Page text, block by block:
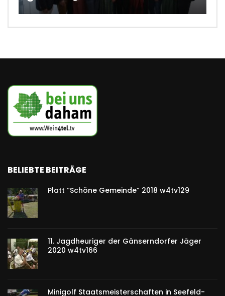
BELIEBTE BEITRÄGE
Platt “Schöne Gemeinde” 2018 w4tv129
11. Jagdheuriger der Gänserndorfer Jäger
2020 w4tv166
Minigolf Staatsmeisterschaften in Seefeld-